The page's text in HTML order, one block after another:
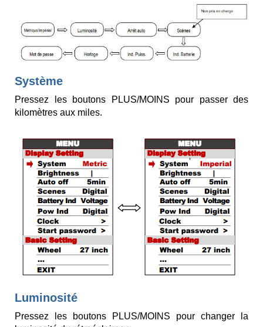
Système
Pressez les boutons PLUS/MOINS pour passer des
kilomètres aux miles.
Luminosité
Pressez les boutons PLUS/MOINS pour changer la